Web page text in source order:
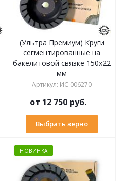
(Ультра Премиум) Круги
сегментированные на
бакелитовой связке 150х22
мм
Артикул: ИС 006270
от 12 750 руб.
Выбрать зерно
НОВИНКА